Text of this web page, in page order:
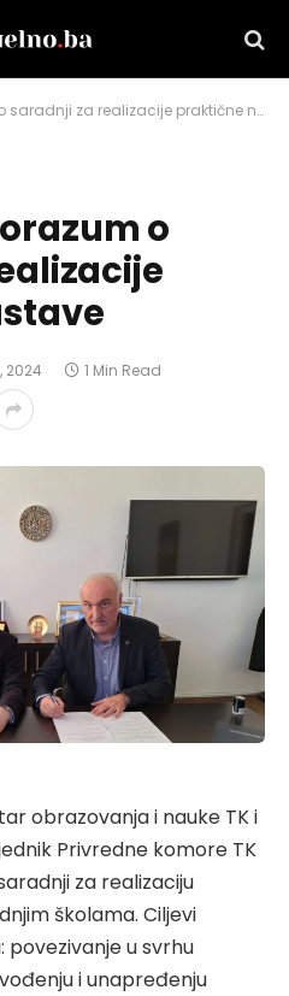
za realizacije praktične nastave
o
2024 1 Min Read
obrazovanja i nauke TK i
Privredne komore TK
za realizaciju
školama. Ciljevi
povezivanje u svrhu
i unapređenju